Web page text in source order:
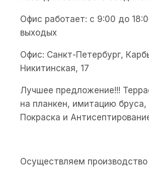
Офис работает: с 9:00 до
выходых
Офис: Санкт-Петербург,
Никитинская, 17
Лучшее предложение!!!
на планкен, имитацию
Покраска и
Осуществляем